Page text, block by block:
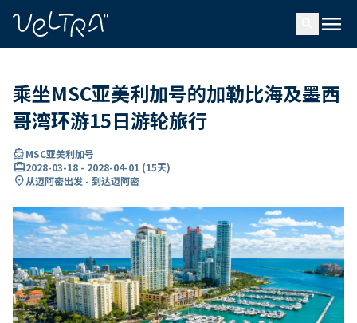
menu
乘坐MSC亚美利加号的加勒比海及墨西
哥湾环游15日游轮旅行
directions_boatMSC亚美利加号
card_travel2028-03-18 - 2028-04-01 (15天)
location_on从迈阿密出发 - 到达迈阿密